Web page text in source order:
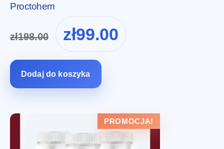
Proctohem
zł198.00
Pierwotna
cena
wynosiła:
zł99.00
cena
Dodaj do koszyka
PROMOCJA!